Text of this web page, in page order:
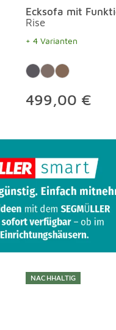
Ecksofa mit
Rise
+ 4 Varianten
499,00 €
NACHHALTIG